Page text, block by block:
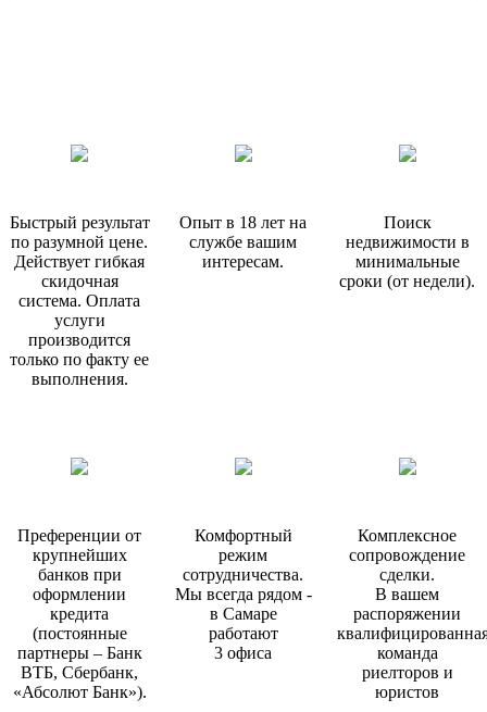
Быстрый результат
по разумной цене.
Действует гибкая
скидочная
система. Оплата
услуги
производится
только по факту ее
выполнения.
Опыт в 18 лет на
службе вашим
интересам.
Поиск
недвижимости в
минимальные
сроки (от недели).
Преференции от
крупнейших
банков при
оформлении
кредита
(постоянные
партнеры – Банк
ВТБ, Сбербанк,
«Абсолют Банк»).
Комфортный
режим
сотрудничества.
Мы всегда рядом -
в Самаре
работают
3 офиса
Комплексное
сопровождение
сделки.
В вашем
распоряжении
команда
риелторов и
юристов